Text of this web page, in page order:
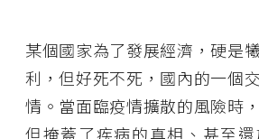
某個國家為了發展經濟，硬是
利，但好死不死，國內的一個
情。當面臨疫情擴散的風險時
但掩蓋了疾病的真相、甚至